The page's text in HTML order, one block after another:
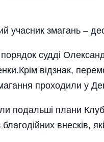
учасник змагань –
судді
відзнак,
проходили у
подальші плани
внесків,